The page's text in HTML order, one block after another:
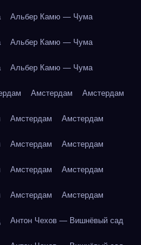
Альбер Камю — Чума
Альбер Камю — Чума
Альбер Камю — Чума
Амстердам Амстердам
Амстердам Амстердам
Амстердам Амстердам
Амстердам Амстердам
Амстердам Амстердам
Антон Чехов — Вишнёвый сад